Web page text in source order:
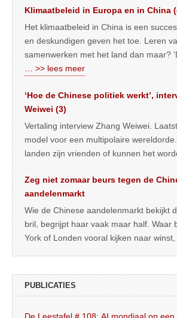
Klimaatbeleid in Europa en in China
Het klimaatbeleid in China is een
en deskundigen geven het toe. Leren
samenwerken met het land dan maar?
… >> lees meer
‘Hoe de Chinese politiek werkt’,
Weiwei (3)
Vertaling interview Zhang Weiwei.
model voor een multipolaire
landen zijn vrienden of kunnen het
Zeg niet zomaar beurs tegen de
aandelenmarkt
Wie de Chinese aandelenmarkt bekijkt
bril, begrijpt haar vaak maar half. Waar
York of Londen vooral kijken naar winst,
PUBLICATIES